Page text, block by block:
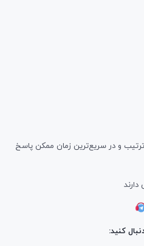
و در سریع‌ترین زمان ممکن پاسخ
کنید: